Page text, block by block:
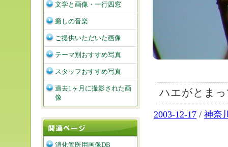
ハエがとま
2003-12-17 / 神奈
文学と画像・一行四窓
癒しの音楽
ご提供いただいた画像
テーマ別おすすめ写真
スタッフおすすめ写真
過去1ヶ月に撮影された画
像
消化管医用画像DB